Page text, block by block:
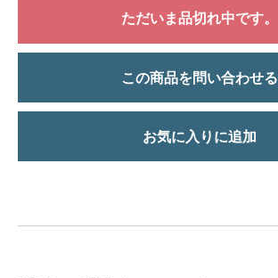
ただいま品切れ中です。
この商品を問い合わせる
お気に入りに追加